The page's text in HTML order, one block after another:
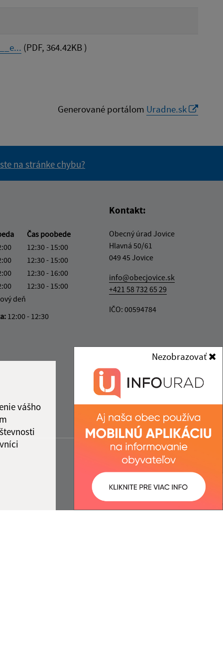
vášho
Nezobrazovať
(PDF, 364.42KB )
Generované portálom Uradne.sk
na stránke chybu?
Čas poobede
12:30 - 15:00
12:30 - 15:00
12:30 - 16:00
12:30 - 15:00
deň
12:00 - 12:30
Kontakt:
Obecný úrad Jovice
Hlavná 50/61
049 45 Jovice
info@obecjovice.sk
+421 58 732 65 29
IČO: 00594784